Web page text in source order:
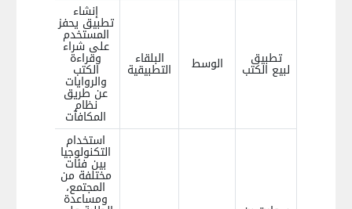
تطبيق
لبيع الكتب الوسط البلقاء
التطبيقية
إنشاء
تطبيق يحفز
المستخدم
على شراء
وقراءة
الكتب
والروايات
عن طريق
نظام
المكافآت
استخدام
التكنولوجيا
بين فئات
مختلفة من
المجتمع،
ومساعدة